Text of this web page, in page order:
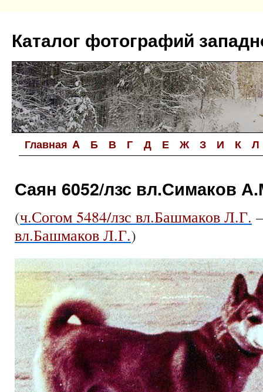
содержимому
Каталог фотографий
Главная A Б В Г Д Е Ж З И К Л
Саян 6052/лзс вл.Симаков
(ч.Согом 5484/лзс вл.Башмаков Л.Г.
вл.Башмаков Л.Г.)